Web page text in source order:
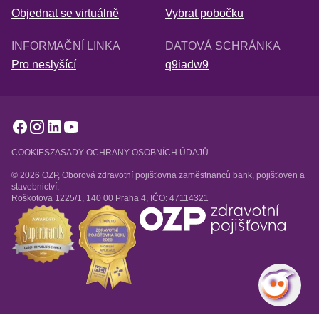
Objednat se virtuálně
Vybrat pobočku
INFORMAČNÍ LINKA
Pro neslyšící
DATOVÁ SCHRÁNKA
q9iadw9
COOKIESZASADY OCHRANY OSOBNÍCH ÚDAJŮ
© 2026 OZP, Oborová zdravotní pojišťovna zaměstnanců bank, pojišťoven a
stavebnictví,
Roškotova 1225/1, 140 00 Praha 4, IČO: 47114321